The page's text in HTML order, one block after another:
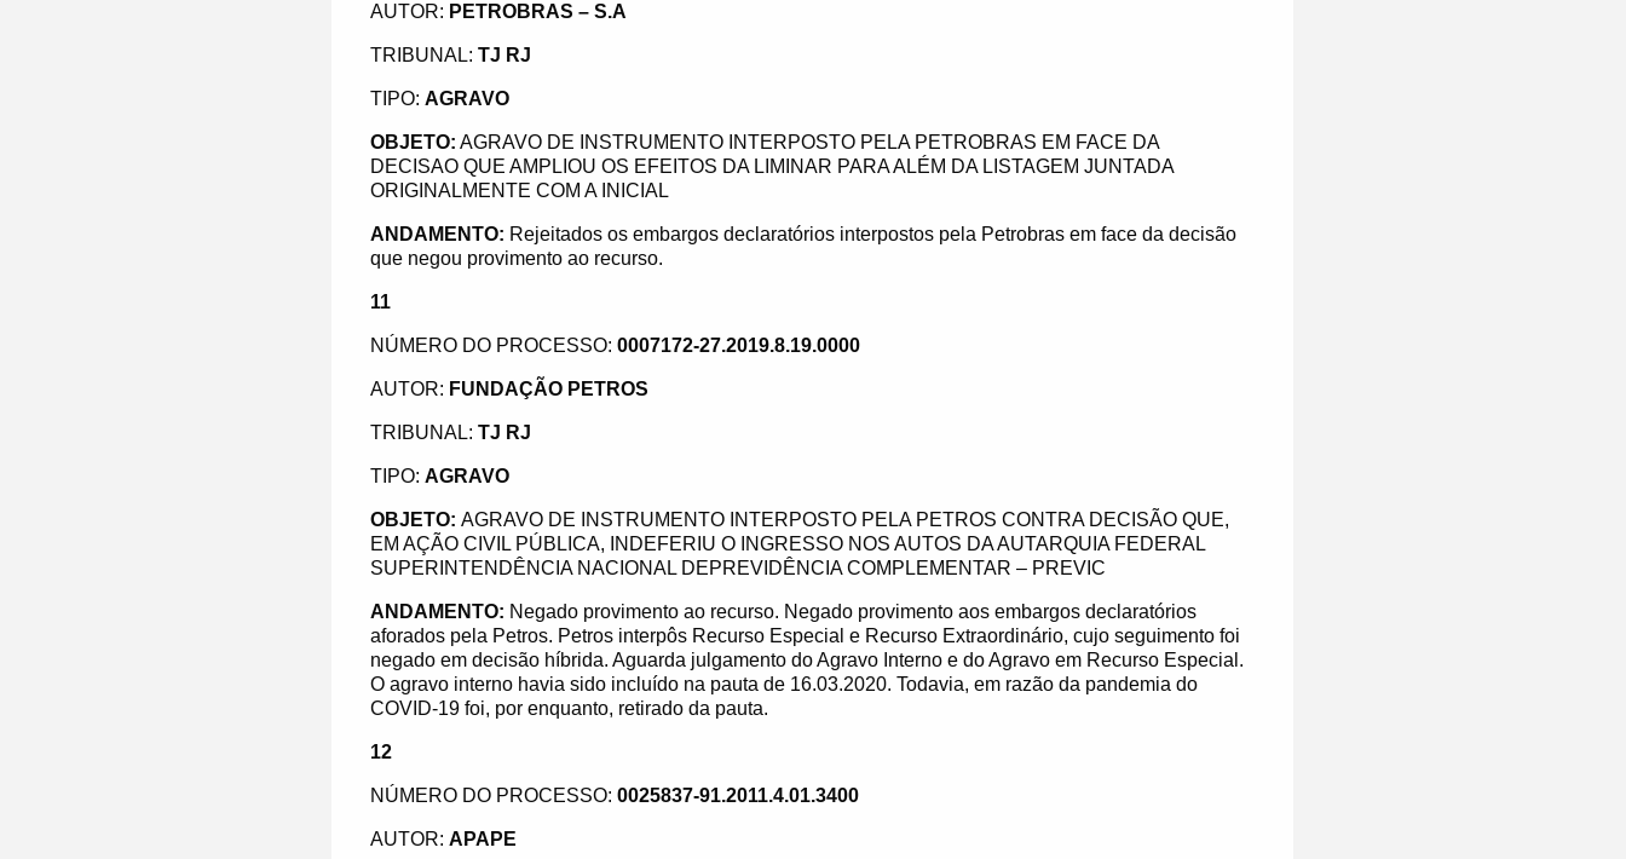
AUTOR: PETROBRAS – S.A
TRIBUNAL: TJ RJ
TIPO: AGRAVO
OBJETO: AGRAVO DE INSTRUMENTO INTERPOSTO PELA PETROBRAS EM FACE DA
DECISAO QUE AMPLIOU OS EFEITOS DA LIMINAR PARA ALÉM DA LISTAGEM JUNTADA
ORIGINALMENTE COM A INICIAL
ANDAMENTO: Rejeitados os embargos declaratórios interpostos pela Petrobras em face da decisão
que negou provimento ao recurso.
11
NÚMERO DO PROCESSO: 0007172-27.2019.8.19.0000
AUTOR: FUNDAÇÃO PETROS
TRIBUNAL: TJ RJ
TIPO: AGRAVO
OBJETO: AGRAVO DE INSTRUMENTO INTERPOSTO PELA PETROS CONTRA DECISÃO QUE,
EM AÇÃO CIVIL PÚBLICA, INDEFERIU O INGRESSO NOS AUTOS DA AUTARQUIA FEDERAL
SUPERINTENDÊNCIA NACIONAL DEPREVIDÊNCIA COMPLEMENTAR – PREVIC
ANDAMENTO: Negado provimento ao recurso. Negado provimento aos embargos declaratórios
aforados pela Petros. Petros interpôs Recurso Especial e Recurso Extraordinário, cujo seguimento foi
negado em decisão híbrida. Aguarda julgamento do Agravo Interno e do Agravo em Recurso Especial.
O agravo interno havia sido incluído na pauta de 16.03.2020. Todavia, em razão da pandemia do
COVID-19 foi, por enquanto, retirado da pauta.
12
NÚMERO DO PROCESSO: 0025837-91.2011.4.01.3400
AUTOR: APAPE